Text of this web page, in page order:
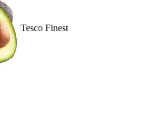
Tesco Finest